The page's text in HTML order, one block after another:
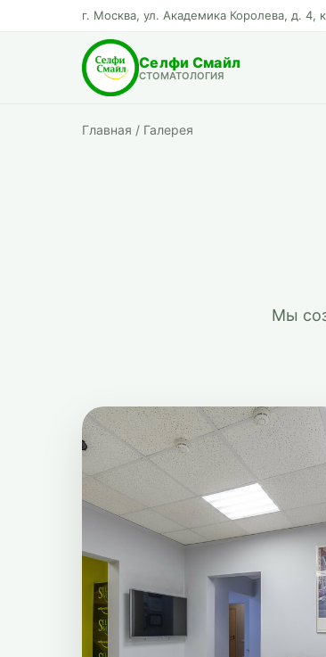
г. Москва, ул. Академика Королева, д. 4,
Селфи Смайл
СТОМАТОЛОГИЯ
Главная / Галерея
Мы